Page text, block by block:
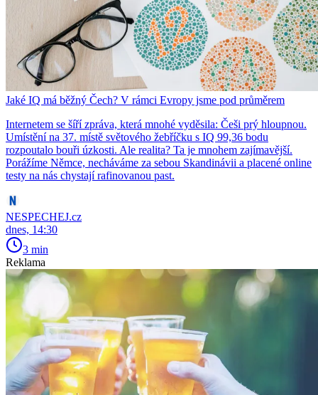
Jaké IQ má běžný Čech? V rámci Evropy jsme pod průměrem
Internetem se šíří zpráva, která mnohé vyděsila: Češi prý hloupnou.
Umístění na 37. místě světového žebříčku s IQ 99,36 bodu
rozpoutalo bouři úzkosti. Ale realita? Ta je mnohem zajímavější.
Porážíme Němce, necháváme za sebou Skandinávii a placené online
testy na nás chystají rafinovanou past.
NESPECHEJ.cz
dnes, 14:30
3 min
Reklama